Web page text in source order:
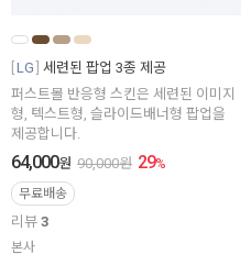
LG 세련된 팝업 3종 제공
퍼스트몰 반응형 스킨은 세련된 이미지
형, 텍스트형, 슬라이드배너형 팝업을
제공합니다.
64,000원 90,000원 29%
무료배송
리뷰 3
본사